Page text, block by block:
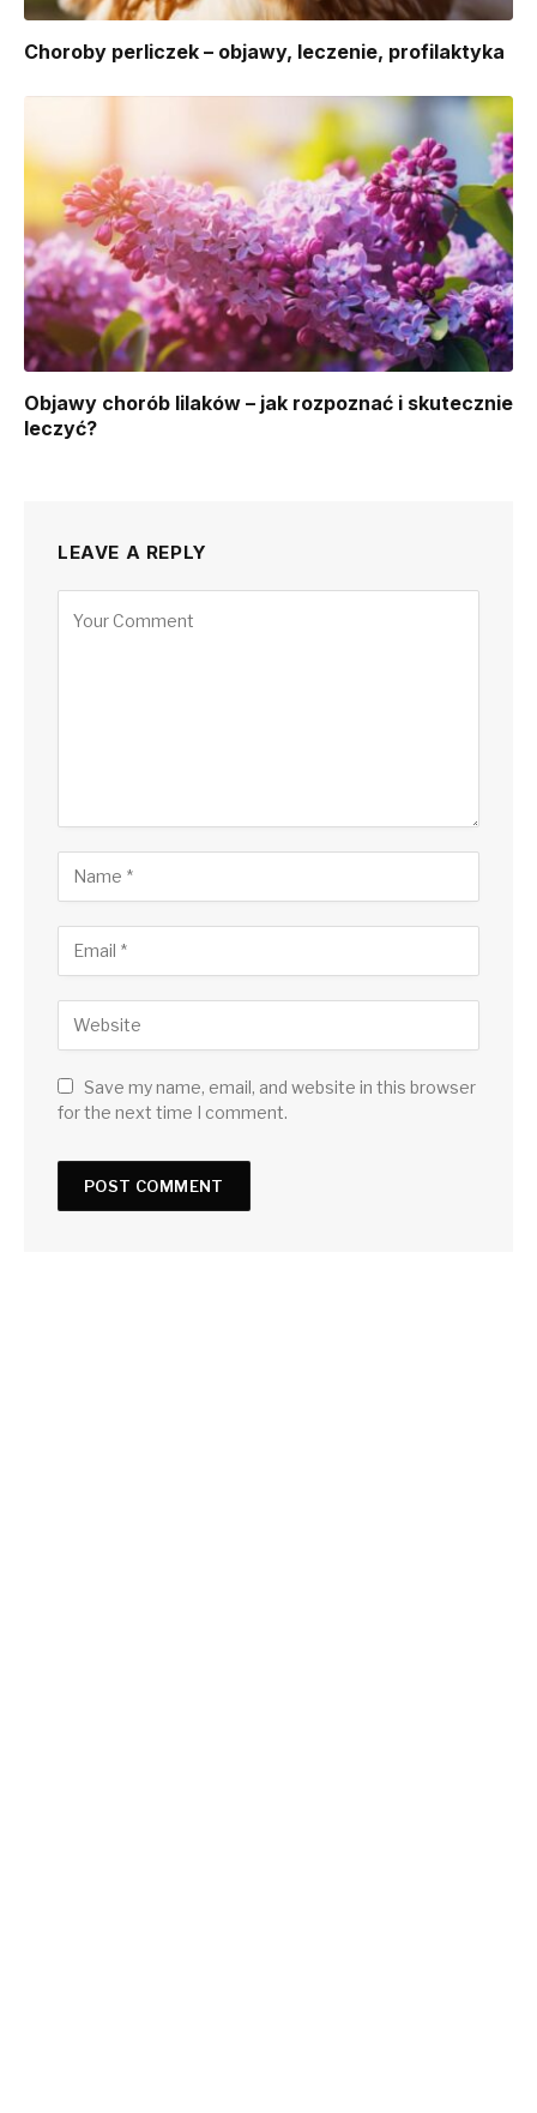
Choroby perliczek – objawy, leczenie, profilaktyka
Objawy chorób lilaków – jak rozpoznać i skutecznie
leczyć?
LEAVE A REPLY
Save my name, email, and website in this browser
for the next time I comment.